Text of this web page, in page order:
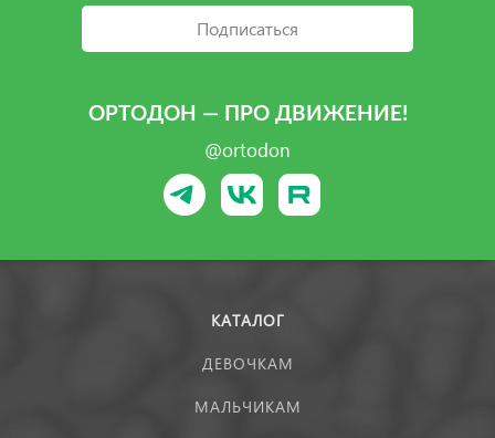
Подписаться
ОРТОДОН — ПРО ДВИЖЕНИЕ!
@ortodon
КАТАЛОГ
ДЕВОЧКАМ
МАЛЬЧИКАМ